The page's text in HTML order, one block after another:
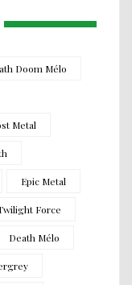
Doom Mélo
Metal
Epic Metal
Force
Death Mélo